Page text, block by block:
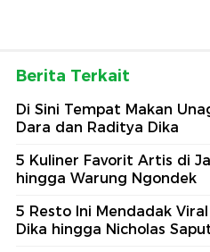
Berita Terkait
Di Sini Tempat Makan
Dara dan Raditya Dika
5 Kuliner Favorit Artis di
hingga Warung Ngondek
5 Resto Ini Mendadak
Dika hingga Nicholas